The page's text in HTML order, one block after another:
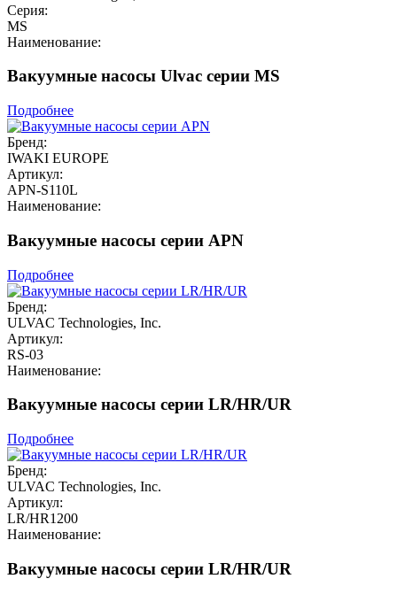
Серия:
MS
Наименование:
Вакуумные насосы Ulvac серии MS
Подробнее
Бренд:
IWAKI EUROPE
Артикул:
APN-S110L
Наименование:
Вакуумные насосы серии APN
Подробнее
Бренд:
ULVAC Technologies, Inc.
Артикул:
RS-03
Наименование:
Вакуумные насосы серии LR/HR/UR
Подробнее
Бренд:
ULVAC Technologies, Inc.
Артикул:
LR/HR1200
Наименование:
Вакуумные насосы серии LR/HR/UR